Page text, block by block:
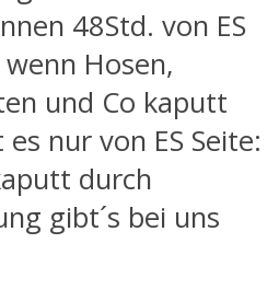
48Std. von ES
Hosen,
und Co kaputt
nur von ES Seite:
durch
gibt´s bei uns